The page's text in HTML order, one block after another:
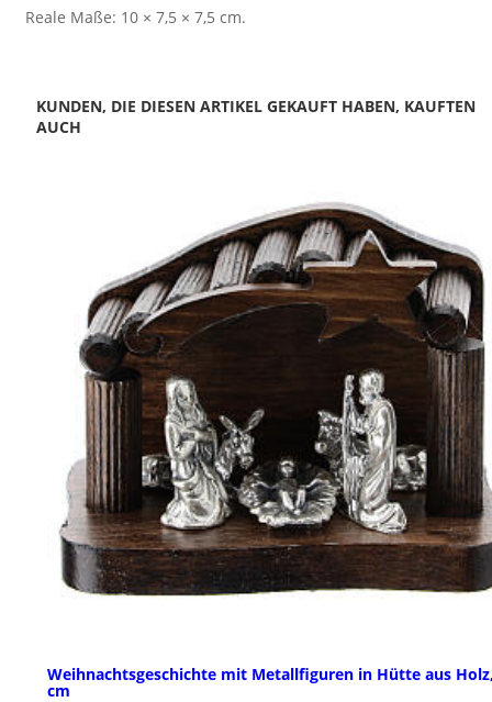
Reale Maße: 10 × 7,5 × 7,5 cm.
KUNDEN, DIE DIESEN ARTIKEL GEKAUFT HABEN, KAUFTEN
AUCH
Weihnachtsgeschichte mit Metallfiguren in Hütte aus
cm